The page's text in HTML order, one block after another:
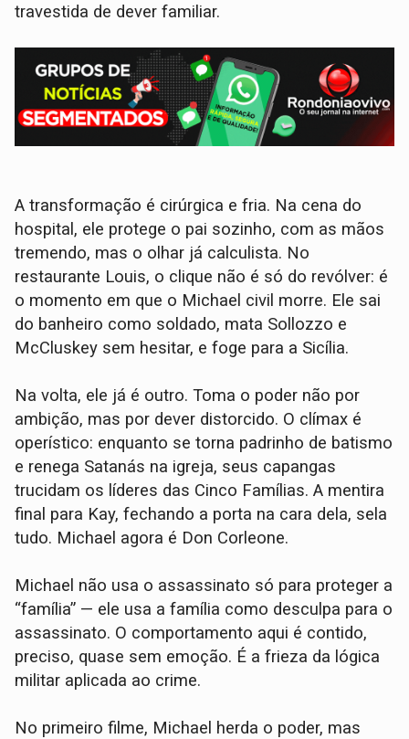
travestida de dever familiar.
A transformação é cirúrgica e fria. Na cena do
hospital, ele protege o pai sozinho, com as mãos
tremendo, mas o olhar já calculista. No
restaurante Louis, o clique não é só do revólver: é
o momento em que o Michael civil morre. Ele sai
do banheiro como soldado, mata Sollozzo e
McCluskey sem hesitar, e foge para a Sicília.
Na volta, ele já é outro. Toma o poder não por
ambição, mas por dever distorcido. O clímax é
operístico: enquanto se torna padrinho de batismo
e renega Satanás na igreja, seus capangas
trucidam os líderes das Cinco Famílias. A mentira
final para Kay, fechando a porta na cara dela, sela
tudo. Michael agora é Don Corleone.
Michael não usa o assassinato só para proteger a
“família” — ele usa a família como desculpa para o
assassinato. O comportamento aqui é contido,
preciso, quase sem emoção. É a frieza da lógica
militar aplicada ao crime.
No primeiro filme, Michael herda o poder, mas